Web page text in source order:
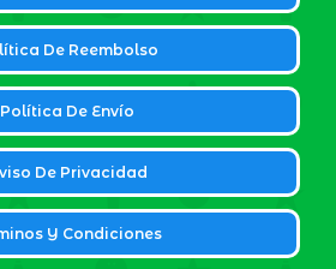
De Reembolso
Política De Envío
De Privacidad
Y Condiciones